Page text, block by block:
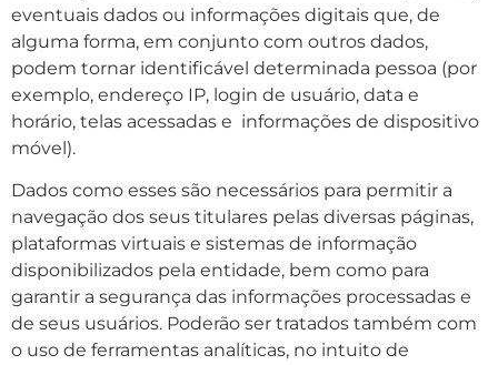
eventuais dados ou informações digitais que, de
alguma forma, em conjunto com outros dados,
podem tornar identificável determinada pessoa (por
exemplo, endereço IP, login de usuário, data e
horário, telas acessadas e informações de dispositivo
móvel).
Dados como esses são necessários para permitir a
navegação dos seus titulares pelas diversas páginas,
plataformas virtuais e sistemas de informação
disponibilizados pela entidade, bem como para
garantir a segurança das informações processadas e
de seus usuários. Poderão ser tratados também com
o uso de ferramentas analíticas, no intuito de